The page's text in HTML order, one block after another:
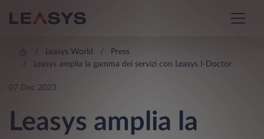
Leasys World
Press
Leasys amplia la gamma dei servizi con Leasys I-Doctor
07 Dec 2023
Leasys amplia la